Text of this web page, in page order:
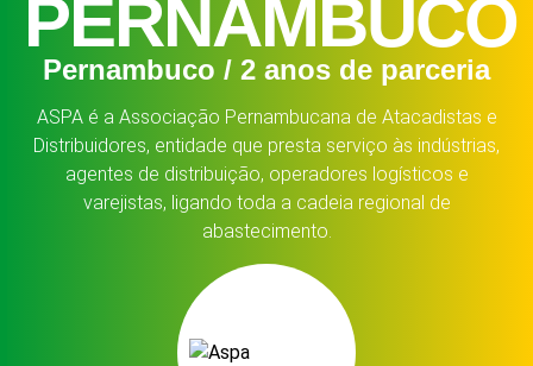
PERNAMBUCO
Pernambuco / 2 anos de parceria
ASPA é a Associação Pernambucana de Atacadistas e
Distribuidores, entidade que presta serviço às indústrias,
agentes de distribuição, operadores logísticos e
varejistas, ligando toda a cadeia regional de
abastecimento.